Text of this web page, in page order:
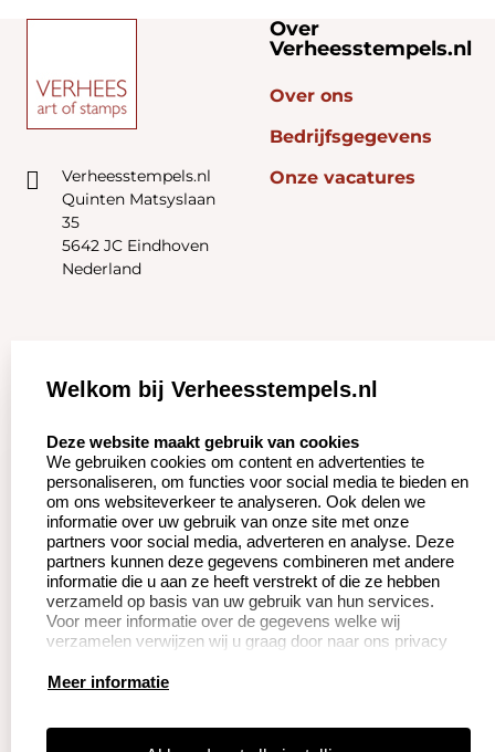
Verheesstempels.nl
Quinten Matsyslaan
35
5642 JC Eindhoven
Nederland
Over
Verheesstempels.nl
Over ons
Bedrijfsgegevens
Onze vacatures
Zakelijk:
Betaling &
Verzending
Wederverkoper
worden
Klantenservice:
Veel gestelde vragen
Herroepingsrecht
Retourneren
Productinformatie:
Instructie voor
Welkom bij Verheesstempels.nl
Deze website maakt gebruik van cookies
We gebruiken cookies om content en advertenties te
personaliseren, om functies voor social media te bieden en
om ons websiteverkeer te analyseren. Ook delen we
informatie over uw gebruik van onze site met onze
partners voor social media, adverteren en analyse. Deze
partners kunnen deze gegevens combineren met andere
informatie die u aan ze heeft verstrekt of die ze hebben
verzameld op basis van uw gebruik van hun services.
Voor meer informatie over de gegevens welke wij
verzamelen verwijzen wij u graag door naar ons privacy
Meer informatie